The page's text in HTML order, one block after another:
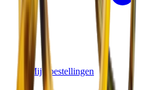
Mijn bestellingen